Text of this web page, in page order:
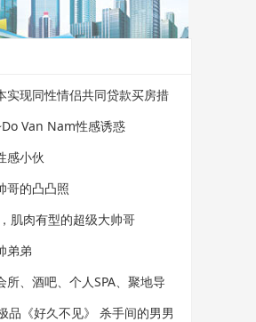
实现同性情侣共同贷款买房措
Van Nam性感诱惑
感小伙
哥的凸凸照
肌肉有型的超级大帅哥
弟弟
所、酒吧、个人SPA、聚地导
品《好久不见》 杀手间的男男